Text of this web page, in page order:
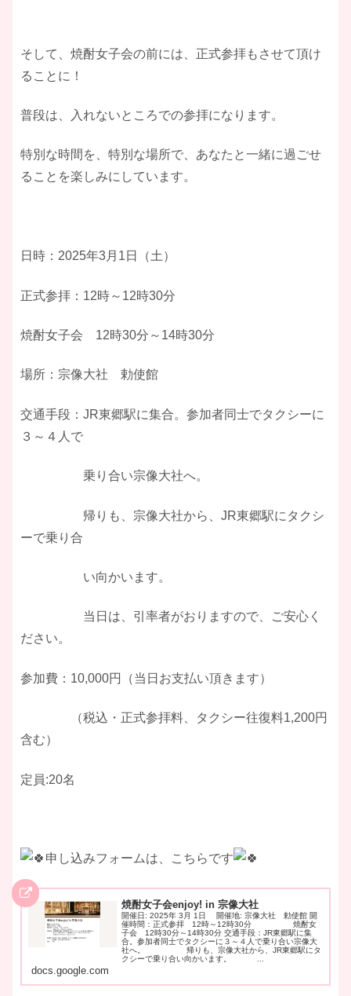
そして、焼酎女子会の前には、正式参拝もさせて頂け
ることに！
普段は、入れないところでの参拝になります。
特別な時間を、特別な場所で、あなたと一緒に過ごせ
ることを楽しみにしています。
日時：2025年3月1日（土）
正式参拝：12時～12時30分
焼酎女子会 12時30分～14時30分
場所：宗像大社 勅使館
交通手段：JR東郷駅に集合。参加者同士でタクシーに
３～４人で
乗り合い宗像大社へ。
帰りも、宗像大社から、JR東郷駅にタクシ
ーで乗り合
い向かいます。
当日は、引率者がおりますので、ご安心く
ださい。
参加費：10,000円（当日お支払い頂きます）
（税込・正式参拝料、タクシー往復料1,200円
含む）
定員:20名
申し込みフォームは、こちらです
焼酎女子会enjoy! in 宗像大社
開催日: 2025年 3月 1日 開催地: 宗像大社 勅使館 開
催時間：正式参拝 12時～12時30分 焼酎女
子会 12時30分～14時30分 交通手段：JR東郷駅に集
合。参加者同士でタクシーに３～４人で乗り合い宗像大
社へ。 帰りも、宗像大社から、JR東郷駅にタ
クシーで乗り合い向かいます。 ...
docs.google.com